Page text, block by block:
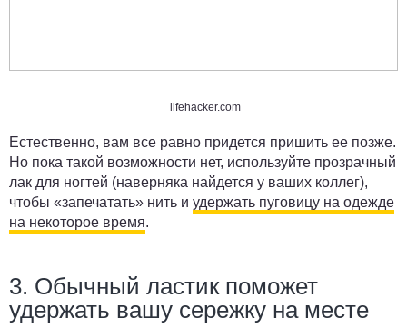
lifehacker.com
Естественно, вам все равно придется пришить ее позже.
Но пока такой возможности нет, используйте прозрачный
лак для ногтей (наверняка найдется у ваших коллег),
чтобы «запечатать» нить и удержать пуговицу на одежде
на некоторое время.
3. Обычный ластик поможет
удержать вашу сережку на месте